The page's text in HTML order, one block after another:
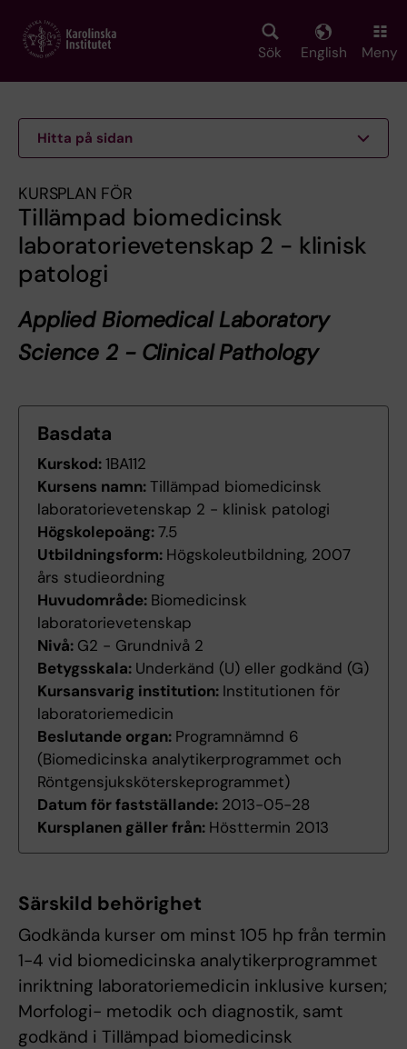
main
Sök English Meny
Hitta på sidan
KURSPLAN FÖR
Tillämpad biomedicinsk
laboratorievetenskap 2 - klinisk
patologi
Applied Biomedical Laboratory
Science 2 - Clinical Pathology
Basdata
Kurskod:1BA112
Kursens namn:Tillämpad biomedicinsk
laboratorievetenskap 2 - klinisk patologi
Högskolepoäng:7.5
Utbildningsform: Högskoleutbildning, 2007
års studieordning
Huvudområde: Biomedicinsk
laboratorievetenskap
Nivå: G2 - Grundnivå 2
Betygsskala: Underkänd (U) eller godkänd (G)
Kursansvarig institution: Institutionen för
laboratoriemedicin
Beslutande organ: Programnämnd 6
(Biomedicinska analytikerprogrammet och
Röntgensjuksköterskeprogrammet)
Datum för fastställande: 2013-05-28
Kursplanen gäller från: Hösttermin 2013
Särskild behörighet
Godkända kurser om minst 105 hp från termin
1-4 vid biomedicinska analytikerprogrammet
inriktning laboratoriemedicin inklusive kursen;
Morfologi- metodik och diagnostik, samt
godkänd i Tillämpad biomedicinsk